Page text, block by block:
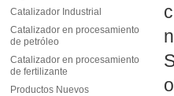
Catalizador Industrial
Catalizador en procesamiento
de petróleo
Catalizador en procesamiento
de fertilizante
Productos Nuevos